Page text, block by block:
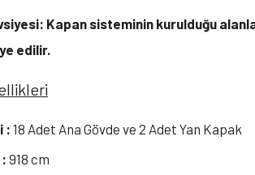
Kapan sisteminin kurulduğu
edilir.
: 18 Adet Ana Gövde ve 2 Adet Yan Kapak
918 cm